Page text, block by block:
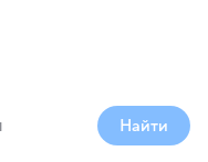
Найти